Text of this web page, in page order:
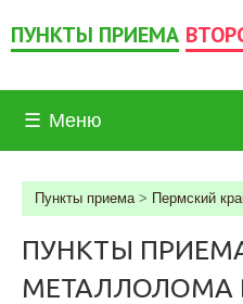
ПУНКТЫ ПРИЕМА
☰ Меню
Пункты приема> Пермский
ПУНКТЫ
МЕТАЛЛОЛОМА